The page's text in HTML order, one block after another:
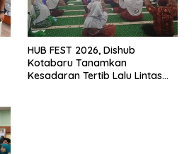
HUB FEST 2026, Dishub
Kotabaru Tanamkan
Kesadaran Tertib Lalu Lintas